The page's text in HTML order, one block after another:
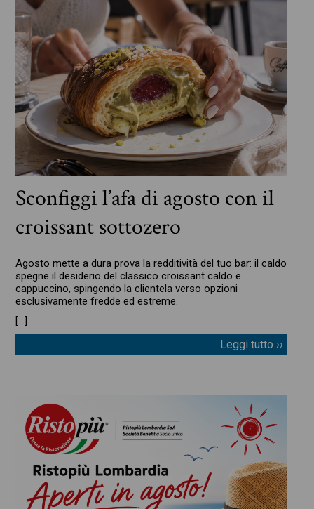
Sconfiggi l’afa di agosto con il
croissant sottozero
Agosto mette a dura prova la redditività del tuo bar: il caldo
spegne il desiderio del classico croissant caldo e
cappuccino, spingendo la clientela verso opzioni
esclusivamente fredde ed estreme.
[…]
Leggi tutto ››